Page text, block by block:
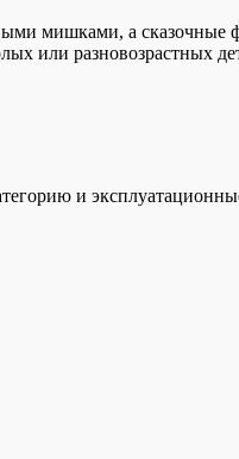
мишками, а сказочные
или разновозрастных
и